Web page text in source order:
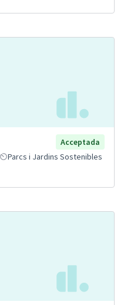
Acceptada
Parcs i Jardins Sostenibles